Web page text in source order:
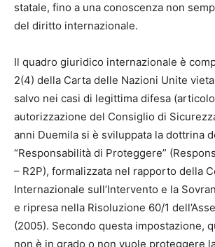
statale, fino a una conoscenza non
del diritto internazionale.
Il quadro giuridico internazionale è
2(4) della Carta delle Nazioni Unite vieta
salvo nei casi di legittima difesa
autorizzazione del Consiglio di
anni Duemila si è sviluppata la dottrina
“Responsabilità di Proteggere”
– R2P), formalizzata nel rapporto della
Internazionale sull’Intervento e la
e ripresa nella Risoluzione 60/1
(2005). Secondo questa impostazione,
non è in grado o non vuole proteggere